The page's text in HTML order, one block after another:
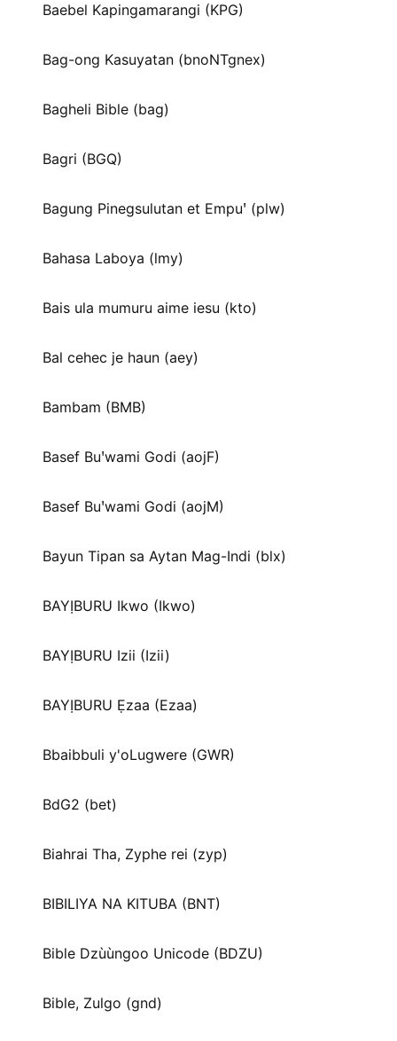
Baebel Kapingamarangi (KPG)
Bag-ong Kasuyatan (bnoNTgnex)
Bagheli Bible (bag)
Bagri (BGQ)
Bagung Pinegsulutan et Empuꞌ (plw)
Bahasa Laboya (lmy)
Bais ula mumuru aime iesu (kto)
Bal cehec je haun (aey)
Bambam (BMB)
Basef Buꞌwami Godi (aojF)
Basef Buꞌwami Godi (aojM)
Bayun Tipan sa Aytan Mag-Indi (blx)
BAYỊBURU Ikwo (Ikwo)
BAYỊBURU Izii (Izii)
BAYỊBURU Ẹzaa (Ezaa)
Bbaibbuli y'oLugwere (GWR)
BdG2 (bet)
Biahrai Tha, Zyphe rei (zyp)
BIBILIYA NA KITUBA (BNT)
Bible Dzùùngoo Unicode (BDZU)
Bible, Zulgo (gnd)